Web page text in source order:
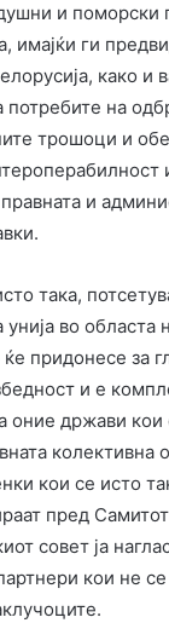
и поморски
имајќи ги
како и
потребите на
трошоци и
и
така,
во областа
придонесе за
и е
оние држави кои
колективна
кои се исто
пред
совет ја
кои не